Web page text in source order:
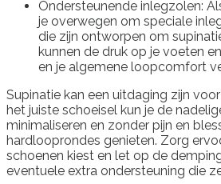
Ondersteunende inlegzolen:
je overwegen om speciale
die zijn ontworpen om
kunnen de druk op je voeten
en je algemene loopcomfort
Supinatie kan een uitdaging zijn
het juiste schoeisel kun je de
minimaliseren en zonder pijn en
hardlooprondes genieten. Zorg
schoenen kiest en let op de
eventuele extra ondersteuning die